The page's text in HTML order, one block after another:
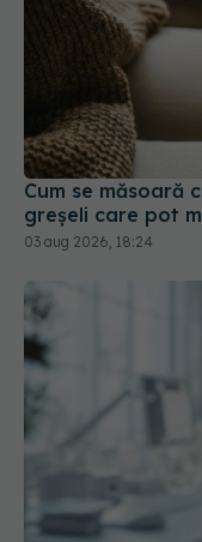
Cum se măsoară
greșeli care pot
03 aug 2026, 18:24
Semnul care
diabet. Ce au
02 aug 2026, 15:41